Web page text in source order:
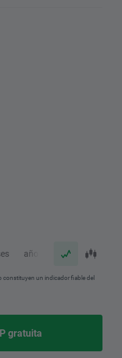
año
constituyen un indicador fiable del
gratuita